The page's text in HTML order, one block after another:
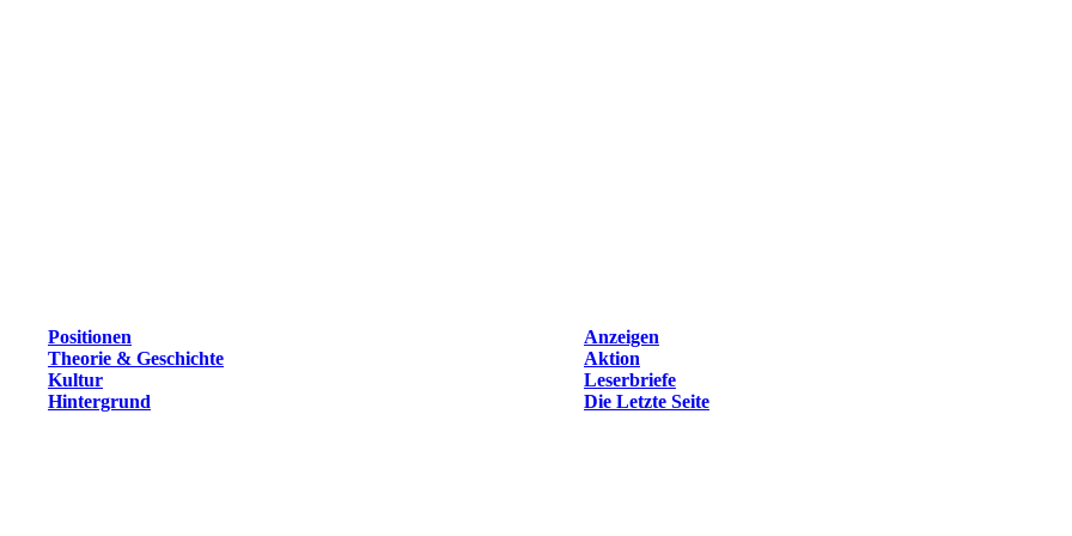
Positionen
Anzeigen
Theorie & Geschichte
Aktion
Kultur
Leserbriefe
Hintergrund Die Letzte Seite